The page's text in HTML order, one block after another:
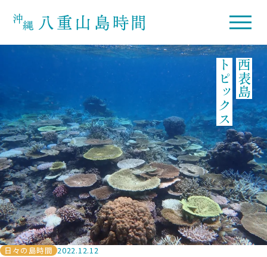
西表島
トピックス
日々の島時間 2022.12.12